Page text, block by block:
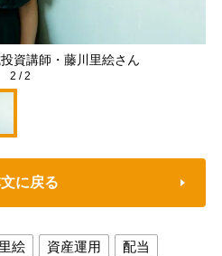
資講師・藤川里絵さん
2 /2
に戻る
絵 資産運用 配当